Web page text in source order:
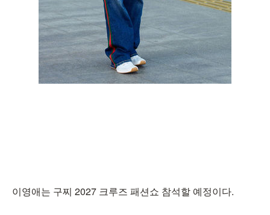
이영애는 구찌 2027 크루즈 패션쇼 참석할 예정이다.